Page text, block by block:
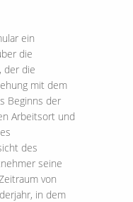
ein
die
der die
mit dem
Beginns der
Arbeitsort und
des
seine
von
in dem